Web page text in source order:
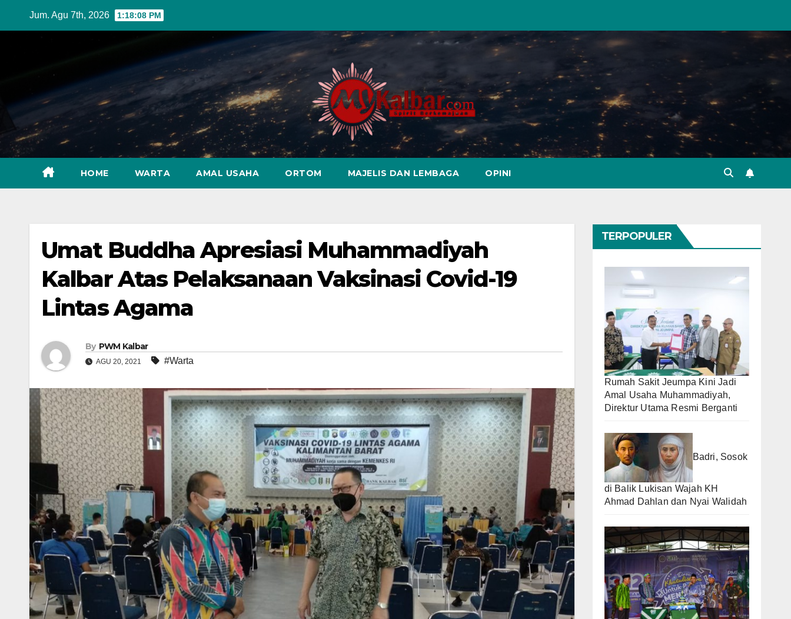
Jum. Agu 7th, 2026 1:18:10 PM
HOME WARTA AMAL USAHA ORTOM MAJELIS DAN LEMBAGA OPINI
Umat Buddha Apresiasi Muhammadiyah
Kalbar Atas Pelaksanaan Vaksinasi Covid-19
Lintas Agama
By PWM Kalbar
AGU 20, 2021 #Warta
TERPOPULER
Rumah Sakit Jeumpa Kini Jadi
Amal Usaha Muhammadiyah,
Direktur Utama Resmi Berganti
Badri, Sosok
di Balik Lukisan Wajah KH
Ahmad Dahlan dan Nyai Walidah